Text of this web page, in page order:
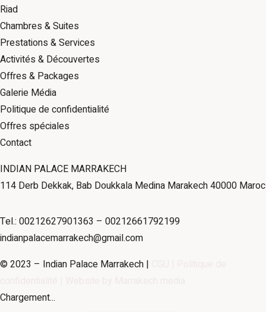
Riad
Chambres & Suites
Prestations & Services
Activités & Découvertes
Offres & Packages
Galerie Média
Politique de confidentialité
Offres spéciales
Contact
INDIAN PALACE MARRAKECH
114 Derb Dekkak, Bab Doukkala Medina Marakech 40000 Maroc
Tel.: 00212627901363 – 00212661792199
indianpalacemarrakech@gmail.com
© 2023 – Indian Palace Marrakech |
Chargement...